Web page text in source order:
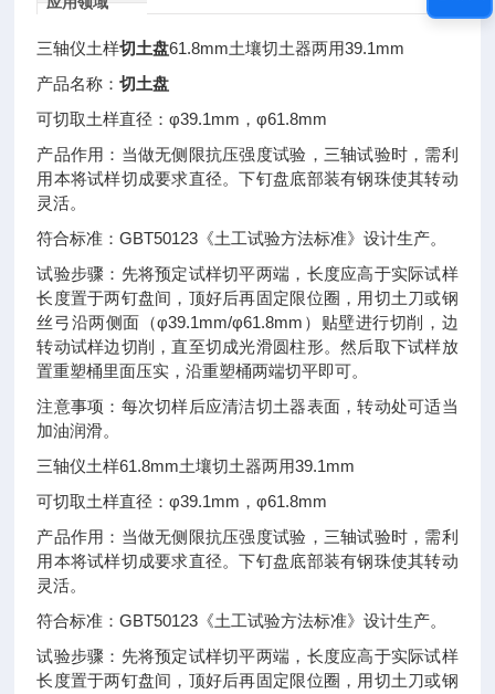
三轴仪土样切土盘61.8mm土壤切土器两用39.1mm
产品名称：切土盘
可切取土样直径：φ39.1mm，φ61.8mm
产品作用：当做无侧限抗压强度试验，三轴试验时，需利
用本将试样切成要求直径。下钉盘底部装有钢珠使其转动
灵活。
符合标准：GBT50123《土工试验方法标准》设计生产。
试验步骤：先将预定试样切平两端，长度应高于实际试样
长度置于两钉盘间，顶好后再固定限位圈，用切土刀或钢
丝弓沿两侧面（φ39.1mm/φ61.8mm）贴壁进行切削，边
转动试样边切削，直至切成光滑圆柱形。然后取下试样放
置重塑桶里面压实，沿重塑桶两端切平即可。
注意事项：每次切样后应清洁切土器表面，转动处可适当
加油润滑。
三轴仪土样61.8mm土壤切土器两用39.1mm
可切取土样直径：φ39.1mm，φ61.8mm
产品作用：当做无侧限抗压强度试验，三轴试验时，需利
用本将试样切成要求直径。下钉盘底部装有钢珠使其转动
灵活。
符合标准：GBT50123《土工试验方法标准》设计生产。
试验步骤：先将预定试样切平两端，长度应高于实际试样
长度置于两钉盘间，顶好后再固定限位圈，用切土刀或钢